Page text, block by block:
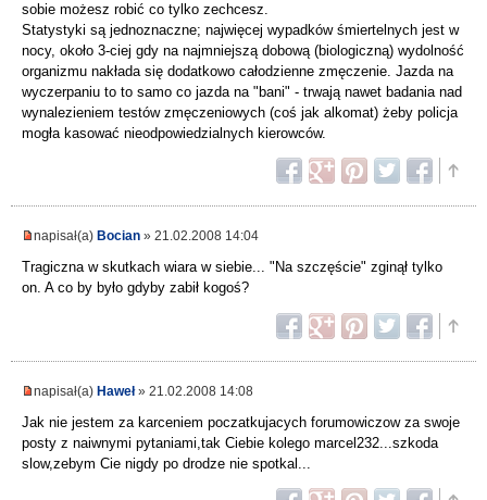
sobie możesz robić co tylko zechcesz.
Statystyki są jednoznaczne; najwięcej wypadków śmiertelnych jest w
nocy, około 3-ciej gdy na najmniejszą dobową (biologiczną) wydolność
organizmu nakłada się dodatkowo całodzienne zmęczenie. Jazda na
wyczerpaniu to to samo co jazda na "bani" - trwają nawet badania nad
wynalezieniem testów zmęczeniowych (coś jak alkomat) żeby policja
mogła kasować nieodpowiedzialnych kierowców.
napisał(a) Bocian » 21.02.2008 14:04
Tragiczna w skutkach wiara w siebie... "Na szczęście" zginął tylko
on. A co by było gdyby zabił kogoś?
napisał(a) Haweł» 21.02.2008 14:08
Jak nie jestem za karceniem poczatkujacych forumowiczow za swoje
posty z naiwnymi pytaniami,tak Ciebie kolego marcel232...szkoda
slow,zebym Cie nigdy po drodze nie spotkal...